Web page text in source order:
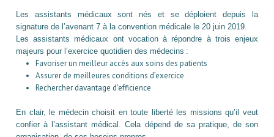
Les assistants médicaux sont nés et se déploient depuis la
signature de l’avenant 7 à la convention médicale le 20 juin 2019.
Les assistants médicaux ont vocation à répondre à trois enjeux
majeurs pour l’exercice quotidien des médecins :
Favoriser un meilleur accès aux soins des patients
Assurer de meilleures conditions d’exercice
Rechercher davantage d’efficience
En clair, le médecin choisit en toute liberté les missions qu’il veut
confier à l’assistant médical. Cela dépend de sa pratique, de son